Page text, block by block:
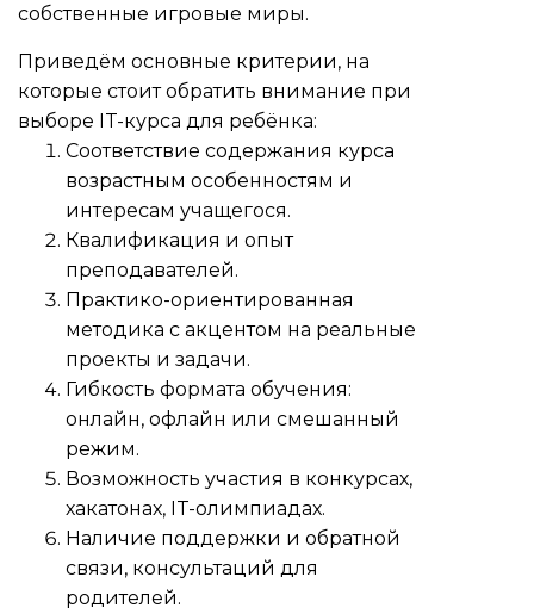
собственные игровые миры.
Приведём основные критерии, на
которые стоит обратить внимание при
выборе IT-курса для ребёнка:
Соответствие содержания курса
возрастным особенностям и
интересам учащегося.
Квалификация и опыт
преподавателей.
Практико-ориентированная
методика с акцентом на реальные
проекты и задачи.
Гибкость формата обучения:
онлайн, офлайн или смешанный
режим.
Возможность участия в конкурсах,
хакатонах, IT-олимпиадах.
Наличие поддержки и обратной
связи, консультаций для
родителей.